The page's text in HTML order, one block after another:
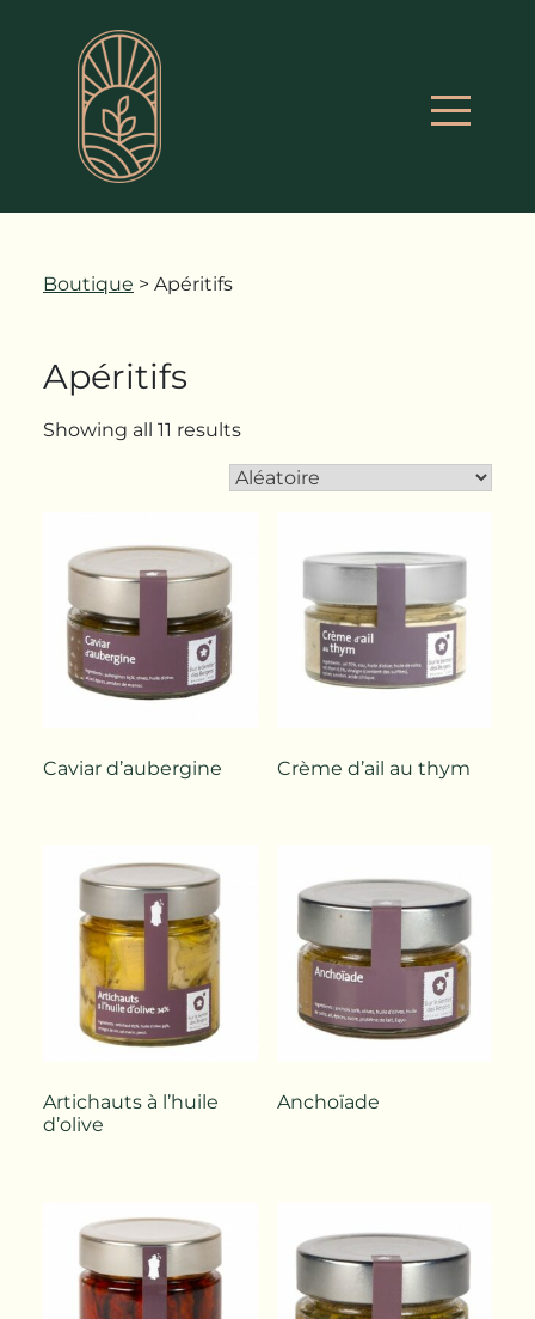
Boutique > Apéritifs
Apéritifs
Showing all 11 results
Caviar d’aubergine Crème d’ail au thym
Artichauts à l’huile
d’olive
Anchoïade